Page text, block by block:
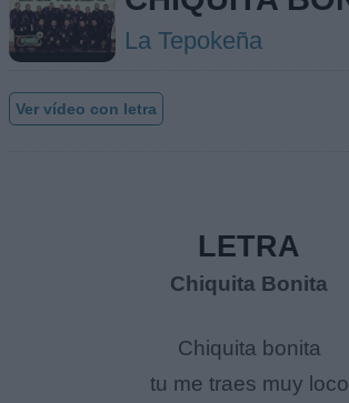
La Tepokeña
Ver vídeo con letra
LETRA
Chiquita Bonita
Chiquita bonita
tu me traes muy loco